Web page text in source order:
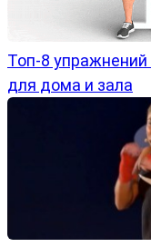
Топ-8
для дома и зала